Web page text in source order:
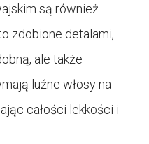
są również
zdobione detalami,
ale także
luźne włosy na
całości lekkości i